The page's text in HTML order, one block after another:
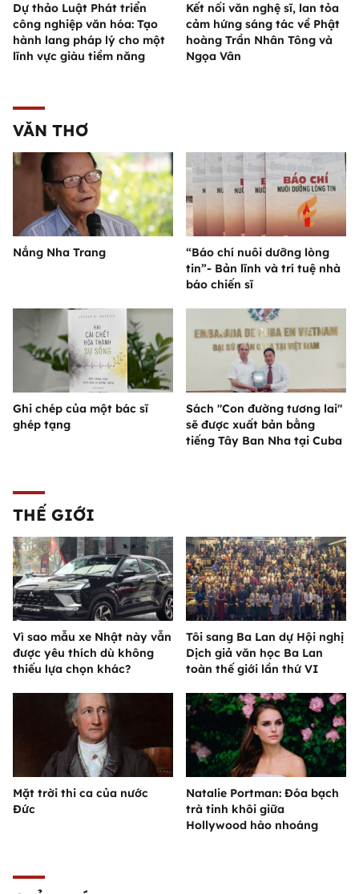
Dự thảo Luật Phát triển
công nghiệp văn hóa: Tạo
hành lang pháp lý cho một
lĩnh vực giàu tiềm năng
Kết nối văn nghệ sĩ, lan tỏa
cảm hứng sáng tác về Phật
hoàng Trần Nhân Tông và
Ngọa Vân
VĂN THƠ
Nắng Nha Trang
“Báo chí nuôi dưỡng lòng
tin”- Bản lĩnh và trí tuệ nhà
báo chiến sĩ
Ghi chép của một bác sĩ
ghép tạng
Sách "Con đường tương lai"
sẽ được xuất bản bằng
tiếng Tây Ban Nha tại Cuba
THẾ GIỚI
Vì sao mẫu xe Nhật này vẫn
được yêu thích dù không
thiếu lựa chọn khác?
Tôi sang Ba Lan dự Hội nghị
Dịch giả văn học Ba Lan
toàn thế giới lần thứ VI
Mặt trời thi ca của nước
Đức
Natalie Portman: Đóa bạch
trà tinh khôi giữa
Hollywood hào nhoáng